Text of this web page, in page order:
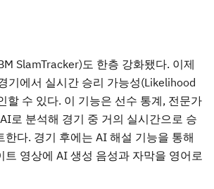
SlamTracker)도 한층 강화됐다. 이제
기에서 실시간 승리 가능성(Likelihood
할 수 있다. 이 기능은 선수 통계, 전문가
로 분석해 경기 중 거의 실시간으로 승
한다. 경기 후에는 AI 해설 기능을 통해
트 영상에 AI 생성 음성과 자막을 영어로